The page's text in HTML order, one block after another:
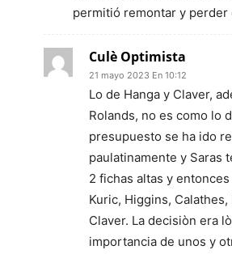
permitió remontar y perder
Culè Optimista
21 mayo 2023 En 10:12
Lo de Hanga y Claver,
Rolands, no es como lo
presupuesto se ha ido
paulatinamente y Saras
2 fichas altas y
Kuric, Higgins, Calathes,
Claver. La decisiòn era
importancia de unos y